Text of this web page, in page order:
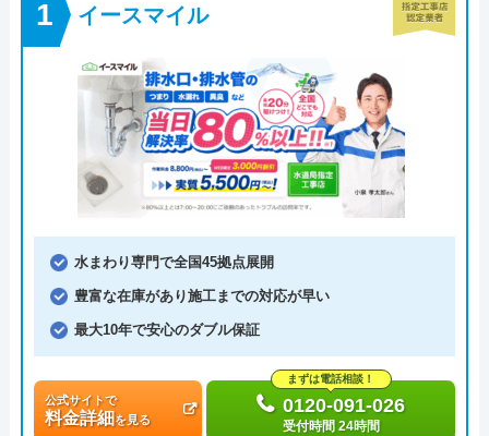
イースマイル
水まわり専門で全国45拠点展開
豊富な在庫があり施工までの対応が早い
最大10年で安心のダブル保証
公式サイトで
料金詳細を見る
まずは電話相談！
0120-091-026
受付時間 24時間